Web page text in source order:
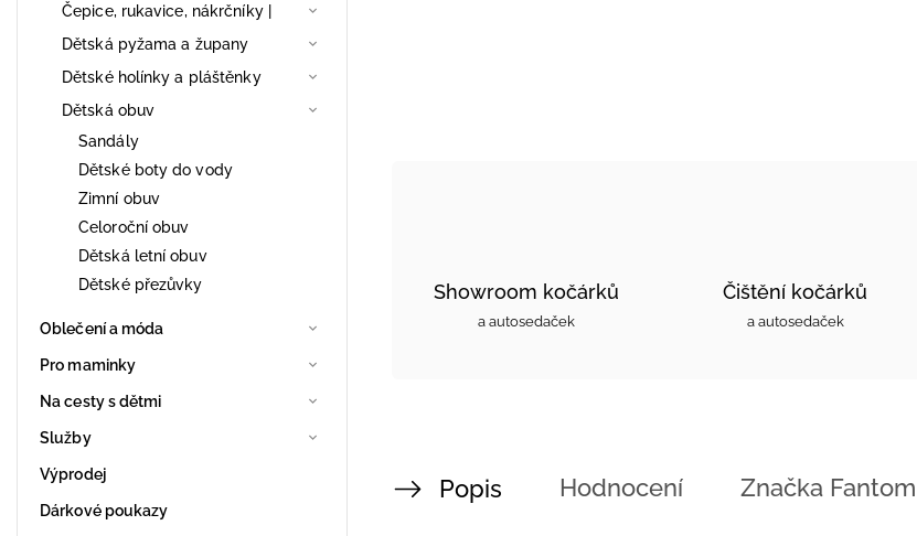
Čepice, rukavice, nákrčníky |
Dětská pyžama a župany
Dětské holínky a pláštěnky
Dětská obuv
Sandály
Dětské boty do vody
Zimní obuv
Celoroční obuv
Dětská letní obuv
Dětské přezůvky
Oblečení a móda
Pro maminky
Na cesty s dětmi
Služby
Výprodej
Dárkové poukazy
Showroom kočárků
a autosedaček
Čištění kočárků
a autosedaček
Popis Hodnocení Značka Fantom